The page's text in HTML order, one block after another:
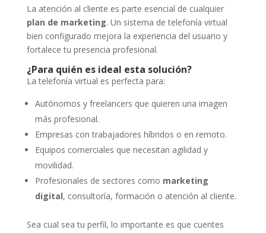
La atención al cliente es parte esencial de cualquier
plan de marketing. Un sistema de telefonía virtual
bien configurado mejora la experiencia del usuario y
fortalece tu presencia profesional.
¿Para quién es ideal esta solución?
La telefonía virtual es perfecta para:
Autónomos y freelancers que quieren una imagen
más profesional.
Empresas con trabajadores híbridos o en remoto.
Equipos comerciales que necesitan agilidad y
movilidad.
Profesionales de sectores como marketing
digital, consultoría, formación o atención al cliente.
Sea cual sea tu perfil, lo importante es que cuentes